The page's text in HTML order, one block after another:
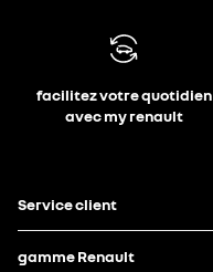
facilitez votre quotidien
avec my renault
Service client
gamme Renault